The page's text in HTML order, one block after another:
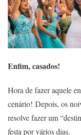
Enfim, casados!
Hora de fazer aquele
cenário! Depois, os
resolve fazer um
festa por vários dias.